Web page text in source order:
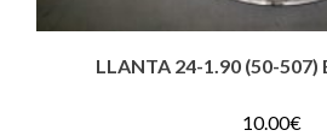
LLANTA 24-1.90 (50-507)
10.00€